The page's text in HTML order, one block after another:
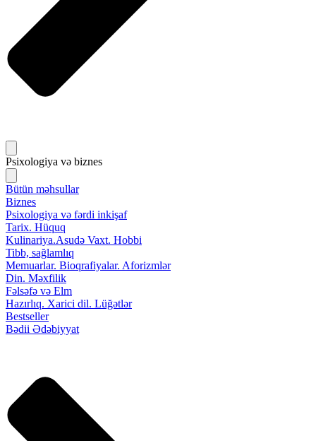
Psixologiya və biznes
Bütün məhsullar
Biznes
Psixologiya və fərdi inkişaf
Tarix. Hüquq
Kulinariya.Asudə Vaxt. Hobbi
Tibb, sağlamlıq
Memuarlar. Bioqrafiyalar. Aforizmlər
Din. Məxfilik
Fəlsəfə və Elm
Hazırlıq. Xarici dil. Lüğətlər
Bestseller
Bədii Ədəbiyyat